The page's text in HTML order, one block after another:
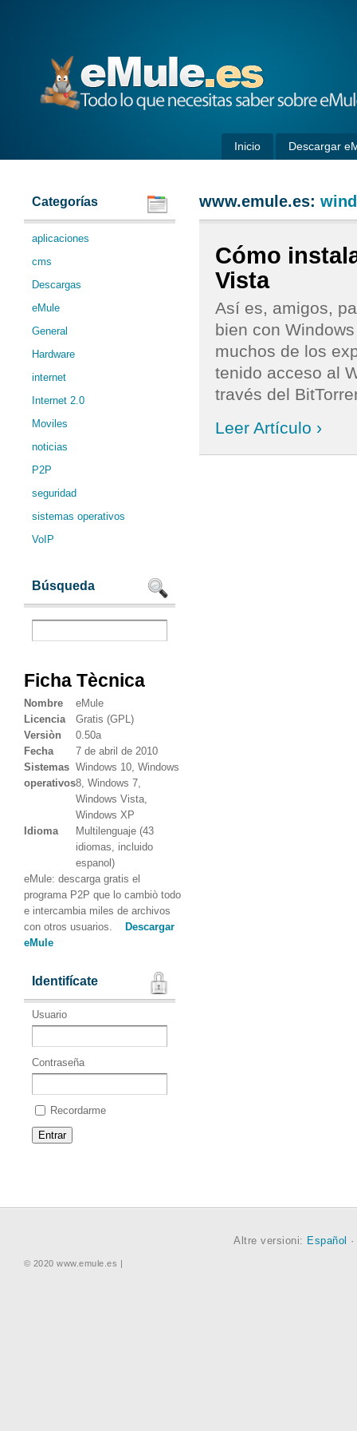
Inicio Descargar
Categorías
aplicaciones
cms
Descargas
eMule
General
Hardware
internet
Internet 2.0
Moviles
noticias
P2P
seguridad
sistemas operativos
VoIP
Búsqueda
Ficha Tècnica
Nombre
eMule
Licencia
Gratis (GPL)
Versiòn
0.50a
Fecha
7 de abril de 2010
Sistemas
operativos
Windows 10, Windows
8, Windows 7,
Windows Vista,
Windows XP
Idioma
Multilenguaje (43
idiomas, incluido
espanol)
eMule: descarga gratis el
programa P2P que lo cambiò todo
e intercambia miles de archivos
con otros usuarios.
Descargar
eMule
Identifícate
Usuario
Contraseña
Recordarme
www.emule.es:
Cómo
Vista
Así es, amigos,
bien con
muchos de los
tenido acceso al
través del
Leer Artículo ›
Altre versioni: Español
© 2020 www.emule.es |